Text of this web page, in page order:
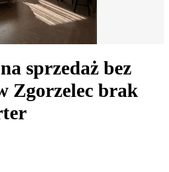
sprzedaż bez
Zgorzelec brak